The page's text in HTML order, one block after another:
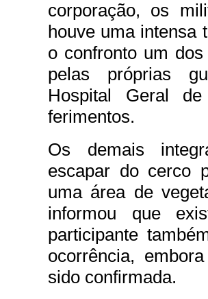
corporação, os
houve uma intensa
o confronto um
pelas próprias
Hospital Geral
ferimentos.
Os demais
escapar do cerco
uma área de
informou que
participante
ocorrência,
sido confirmada.